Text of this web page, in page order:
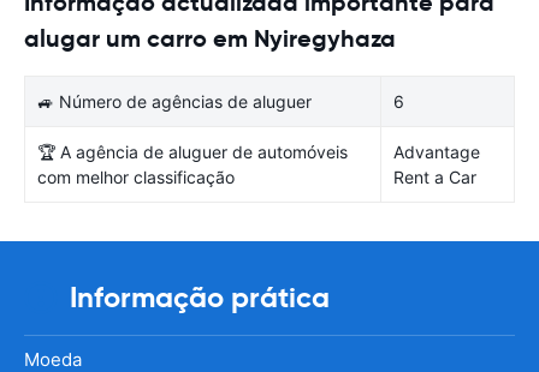
alugar um carro em Nyiregyhaza
🚙 Número de agências de aluguer 6
🏆 A agência de aluguer de automóveis
com melhor classificação
Advantage
Rent a Car
Informação prática
Moeda